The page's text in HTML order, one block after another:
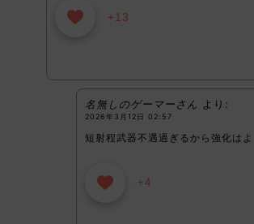
+13
名無しのゲーマーさん より:
2026年3月12日 02:57
短射程武器不遇過ぎるから強化はよ
+4